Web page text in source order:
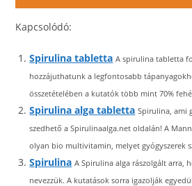
Kapcsolódó:
Spirulina tabletta A spirulina tabletta
hozzájuthatunk a legfontosabb
összetételében a kutatók több mint 70%
Spirulina alga tabletta Spirulina, ami
szedhető a Spirulinaalga.net oldalán! A
olyan bio multivitamin, melyet gyógyszerek
Spirulina A Spirulina alga rászolgált arra,
nevezzük. A kutatások sorra igazolják